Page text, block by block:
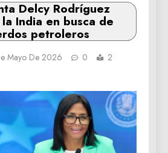
Delcy Rodríguez
India en busca de
petroleros
Mayo De 2026 0
2